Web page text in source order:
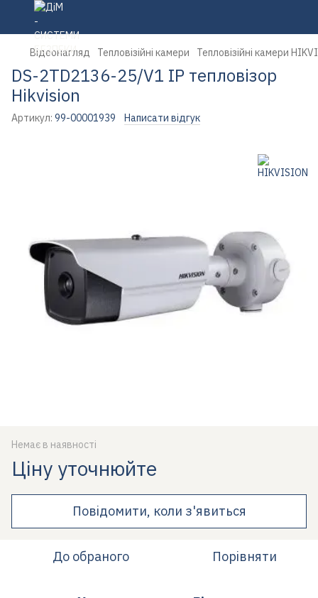
Відеонагляд Тепловізійні камери Тепловізійні камери
DS-2TD2136-25/V1 IP тепловізор
Hikvision
Артикул: 99-00001939 Написати відгук
Немає в наявності
Ціну уточнюйте
Повідомити, коли з'явиться
До обраного Порівняти